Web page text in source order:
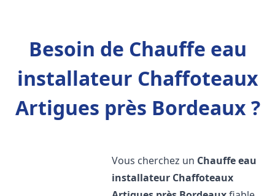
Besoin de Chauffe eau
installateur Chaffoteaux
Artigues près Bordeaux ?
Vous cherchez un Chauffe eau
installateur Chaffoteaux